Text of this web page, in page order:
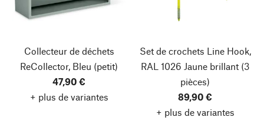
Collecteur de déchets
ReCollector, Bleu (petit)
47,90 €
+ plus de variantes
Set de crochets Line Hook,
RAL 1026 Jaune brillant (3
pièces)
89,90 €
+ plus de variantes